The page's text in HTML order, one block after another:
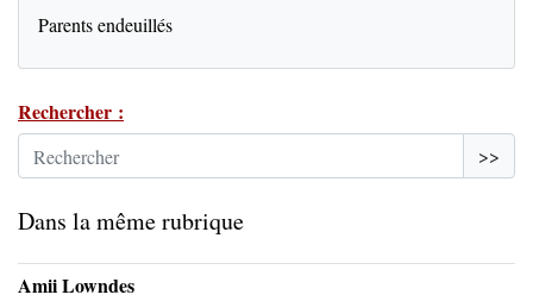
Parents endeuillés
Rechercher :
>>
Dans la même rubrique
Amii Lowndes